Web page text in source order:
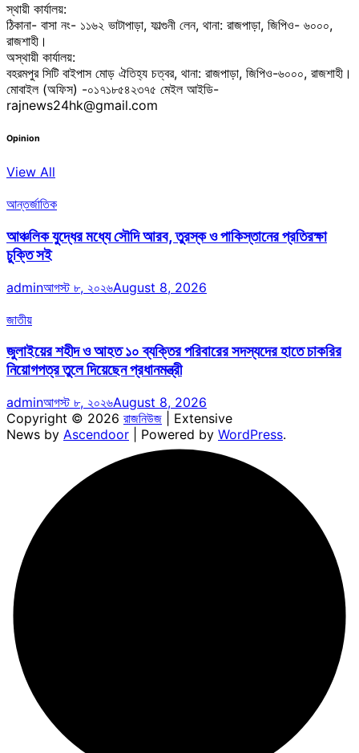
স্থায়ী কার্যালয়:
ঠিকানা- বাসা নং- ১১৬২ ভাটাপাড়া, ফাল্গুনী লেন, থানা: রাজপাড়া, জিপিও- ৬০০০,
রাজশাহী।
অস্থায়ী কার্যালয়:
বহরমপুর সিটি বাইপাস মোড় ঐতিহ্য চত্বর, থানা: রাজপাড়া, জিপিও-৬০০০, রাজশাহী।
মোবাইল (অফিস) -০১৭১৮৫৪২৩৭৫ মেইল আইডি-
rajnews24hk@gmail.com
Opinion
View All
আন্তর্জাতিক
আঞ্চলিক যুদ্ধের মধ্যে সৌদি আরব, তুরস্ক ও পাকিস্তানের প্রতিরক্ষা
চুক্তি সই
adminআগস্ট ৮, ২০২৬August 8, 2026
জাতীয়
জুলাইয়ের শহীদ ও আহত ১০ ব্যক্তির পরিবারের সদস্যদের হাতে চাকরির
নিয়োগপত্র তুলে দিয়েছেন প্রধানমন্ত্রী
adminআগস্ট ৮, ২০২৬August 8, 2026
Copyright © 2026 রাজনিউজ | Extensive
News by Ascendoor | Powered by WordPress.